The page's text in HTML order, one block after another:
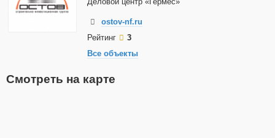
ostov-nf.ru
Рейтинг
3
Все объекты
Смотреть на карте